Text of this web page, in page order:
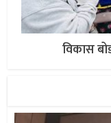
विकास